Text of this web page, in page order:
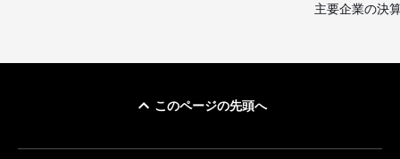
主要企業の決
このページの先頭へ